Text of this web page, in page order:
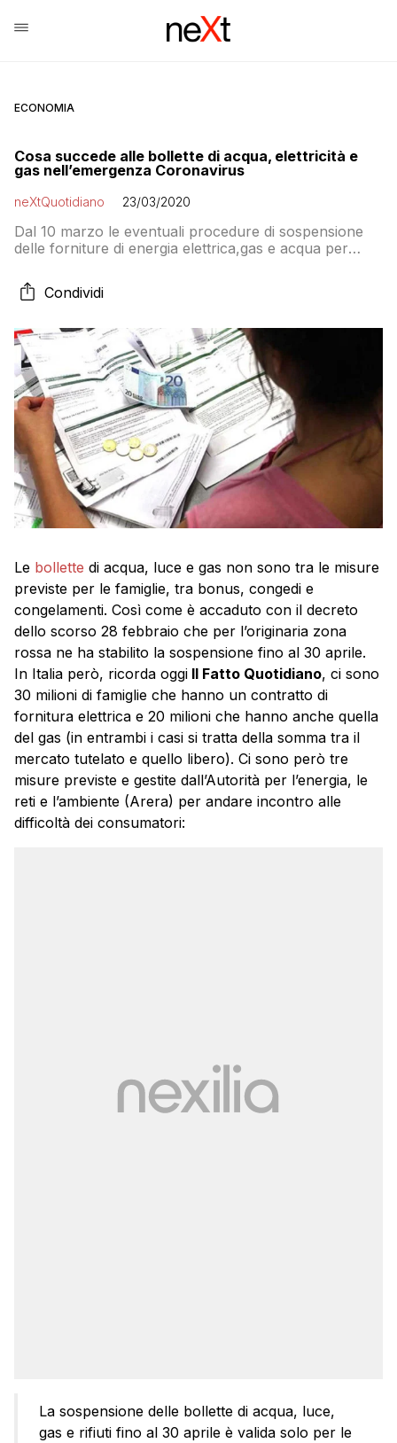
ECONOMIA
Cosa succede alle bollette di acqua, elettricità e
gas nell’emergenza Coronavirus
neXtQuotidiano 23/03/2020
Dal 10 marzo le eventuali procedure di sospensione
delle forniture di energia elettrica,gas e acqua per
rimandate fino al 3 aprile 2020. Una misura che
eviterà ai clienti che non possono pagare le bollette di
Condividi
Le bollette di acqua, luce e gas non sono tra le misure
previste per le famiglie, tra bonus, congedi e
congelamenti. Così come è accaduto con il decreto
dello scorso 28 febbraio che per l’originaria zona
rossa ne ha stabilito la sospensione fino al 30 aprile.
In Italia però, ricorda oggi Il Fatto Quotidiano, ci sono
30 milioni di famiglie che hanno un contratto di
fornitura elettrica e 20 milioni che hanno anche quella
del gas (in entrambi i casi si tratta della somma tra il
mercato tutelato e quello libero). Ci sono però tre
misure previste e gestite dall’Autorità per l’energia, le
reti e l’ambiente (Arera) per andare incontro alle
difficoltà dei consumatori:
La sospensione delle bollette di acqua, luce,
gas e rifiuti fino al 30 aprile è valida solo per le